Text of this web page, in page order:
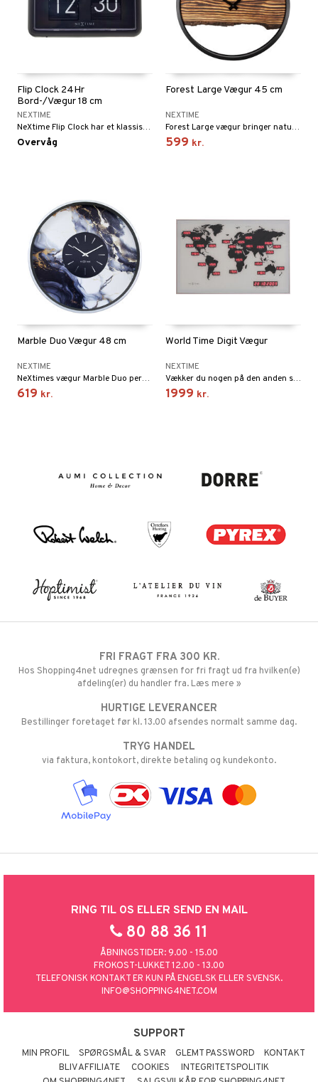
Flip Clock 24Hr
Bord-/Vægur 18 cm
NEXTIME
NeXtime Flip Clock har et klassisk og autentisk design med et cool retrolook. Du kan nemt hænge dette ur på væggen eller placere det på bordet, hvilket gør det til en smuk og funktionel accessory til dit hjem eller kontor.
Overvåg
Forest Large Vægur 45 cm
NEXTIME
Forest Large vægur bringer naturen ind i dit hjem. Dette smukke vægur har en sort metalring og en urskive af træ. Da urskiven er af ægte træ, er hver klokke et unikt kunstværk. Dette ur giver ethvert rum et robust og naturligt look på samme tid.
599 kr.
Marble Duo Vægur 48 cm
NEXTIME
NeXtimes vægur Marble Duo personificerer luksus. Det naturligt elegante marmormønster står i kontrast til de skinnende guldindekser og skaber et harmonisk indtryk, der passer i både moderne og klassiske interiører.
619 kr.
World Time Digit Vægur
NEXTIME
Vækker du nogen på den anden side af jorden med dine opkald? Med dette ur undgår du det problem. Uret viser tiden i forskellige dele af verden, og det viser også dagens dato nederst i højre hjørne.
1999 kr.
FRI FRAGT FRA 300 KR.
Hos Shopping4net udregnes grænsen for fri fragt ud fra hvilken(e)
afdeling(er) du handler fra. Læs mere »
HURTIGE LEVERANCER
Bestillinger foretaget før kl. 13.00 afsendes normalt samme dag.
TRYG HANDEL
via faktura, kontokort, direkte betaling og kundekonto.
RING TIL OS ELLER SEND EN MAIL
80 88 36 11
ÅBNINGSTIDER: 9.00 - 15.00
FROKOST-LUKKET 12.00 - 13.00
TELEFONISK KONTAKT ER KUN PÅ ENGELSK ELLER SVENSK.
INFO@SHOPPING4NET.COM
SUPPORT
MIN PROFIL SPØRGSMÅL & SVAR GLEMT PASSWORD
KONTAKT
BLIV AFFILIATE
COOKIES
INTEGRITETSPOLITIK